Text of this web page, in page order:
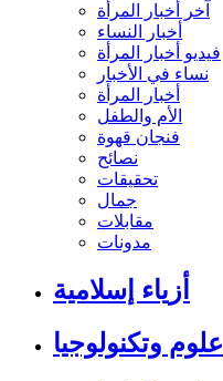
آخر أخبار المرأة
أخبار النساء
فيديو أخبار المرأة
نساء في الأخبار
أخبار المرأة
الأم والطفل
فنجان قهوة
نصائح
تحقيقات
جمال
مقابلات
مدونات
أزياء إسلامية
علوم وتكنولوجيا